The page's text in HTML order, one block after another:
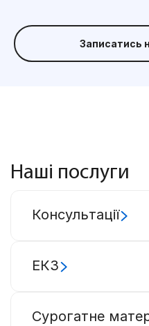
Записатись
Наші послуги
Консультації
ЕКЗ
Сурогатне